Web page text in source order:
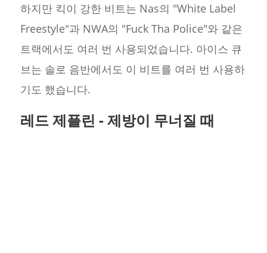
하지만 킥이 강한 비트는 Nas의 "White Label
Freestyle"과 NWA의 "Fuck Tha Police"와 같은
트랙에서도 여러 번 사용되었습니다. 아이스 큐
브는 솔로 음반에서도 이 비트를 여러 번 사용하
기도 했습니다.
레드 제플린 - 제방이 무너질 때